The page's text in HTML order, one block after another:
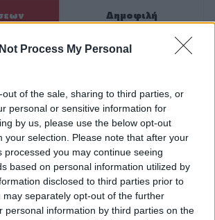
Process My Personal
out of the sale, sharing to third parties, or
personal or sensitive information for
by us, please use the below opt-out
your selection. Please note that after your
processed you may continue seeing
based on personal information utilized by
disclosed to third parties prior to
may separately opt-out of the further
personal information by third parties on the
Δημοφιλή
ημέρες η Κρήτη και μελτέμια έως 8
καρμπονάρα που κλέβει την παράσταση